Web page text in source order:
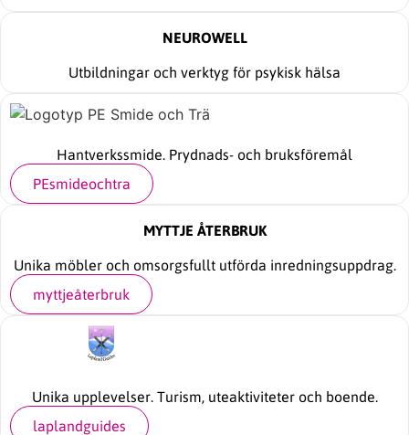
NEUROWELL
Utbildningar och verktyg för psykisk hälsa
Hantverkssmide. Prydnads- och bruksföremål
PEsmideochtra
MYTTJE ÅTERBRUK
Unika möbler och omsorgsfullt utförda inredningsuppdrag.
myttjeåterbruk
Unika upplevelser. Turism, uteaktiviteter och boende.
laplandguides